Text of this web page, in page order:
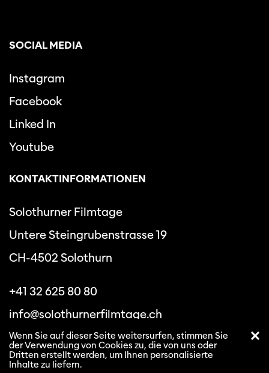
SOCIAL MEDIA
Instagram
Facebook
Linked In
Youtube
KONTAKTINFORMATIONEN
Solothurner Filmtage
Untere Steingrubenstrasse 19
CH-4502 Solothurn
+41 32 625 80 80
info@solothurnerfilmtage.ch
Datenschutzbestimmungen
Wenn Sie auf dieser Seite weitersurfen, stimmen Sie
der Verwendung von Cookies zu, die von uns oder
Dritten erstellt werden, um Ihnen personalisierte
Inhalte zu liefern.